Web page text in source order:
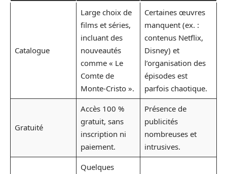
Catalogue
Large choix de
films et séries,
incluant des
nouveautés
comme « Le
Comte de
Monte-Cristo ».
Certaines œuvres
manquent (ex. :
contenus Netflix,
Disney) et
l’organisation des
épisodes est
parfois chaotique.
Gratuité
Accès 100 %
gratuit, sans
inscription ni
paiement.
Présence de
publicités
nombreuses et
intrusives.
Quelques